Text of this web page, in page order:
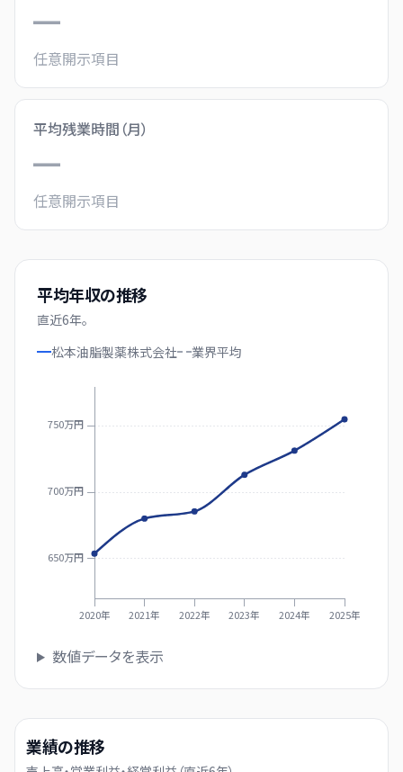
—
任意開示項目
平均残業時間（月）
—
任意開示項目
平均年収の推移
直近6年。
松本油脂製薬株式会社
業界平均
650万円
700万円
750万円
2020年 2021年 2022年 2023年 2024年 2025年
数値データを表示
業績の推移